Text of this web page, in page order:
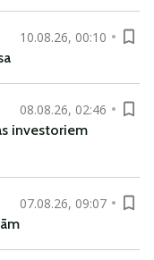
10.08.26, 00:10
08.08.26, 02:46
investoriem
07.08.26, 09:07